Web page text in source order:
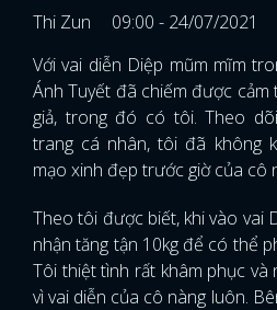
Thi Zun
09:00 - 24/07/2021
Với vai diễn Diệp mũm mĩm
Ánh Tuyết đã chiếm được
giả, trong đó có tôi. Theo
trang cá nhân, tôi đã không
mạo xinh đẹp trước giờ của cô
Theo tôi được biết, khi vào vai
nhận tăng tận 10kg để có thể
Tôi thiệt tình rất khâm phục và
vì vai diễn của cô nàng luôn.